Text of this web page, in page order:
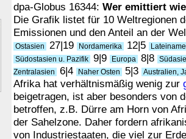
dpa-Globus 16344: Wer emittiert
Die Grafik listet für 10 Weltregionen
Emissionen und den Anteil an der
Ostasien 27|19 Nordamerika 12|5
Südostasien u. Pazifik 9|9 Europa 8|8
Zentralasien
6|4 Naher Osten 5|3 Australien,
Afrika hat verhältnismäßig wenig zur
beigetragen, ist aber besonders von
betroffen, z.B. Dürre am Horn von
der Sahelzone. Daher fordern
von Industriestaaten, die viel zur